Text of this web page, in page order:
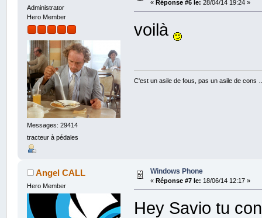
Administrator
Hero Member
Messages: 29414
tracteur à pédales
« Réponse #6 le: 28/04/14 19:24 »
voilà
C'est un asile de fous, pas un asile de cons
Angel CALL
Hero Member
Windows Phone
« Réponse #7 le: 18/06/14 12:17 »
Hey Savio tu